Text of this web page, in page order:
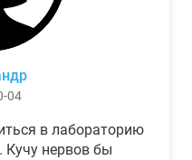
04
в лабораторию
Кучу нервов бы